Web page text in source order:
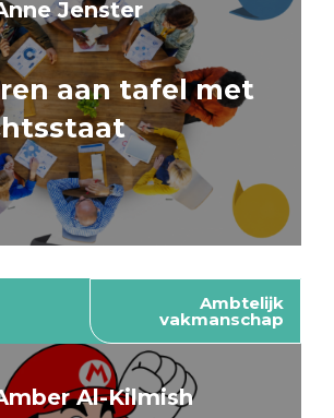
Jenster
aan tafel met
Ambtelijk
vakmanschap
Al-Kilmish